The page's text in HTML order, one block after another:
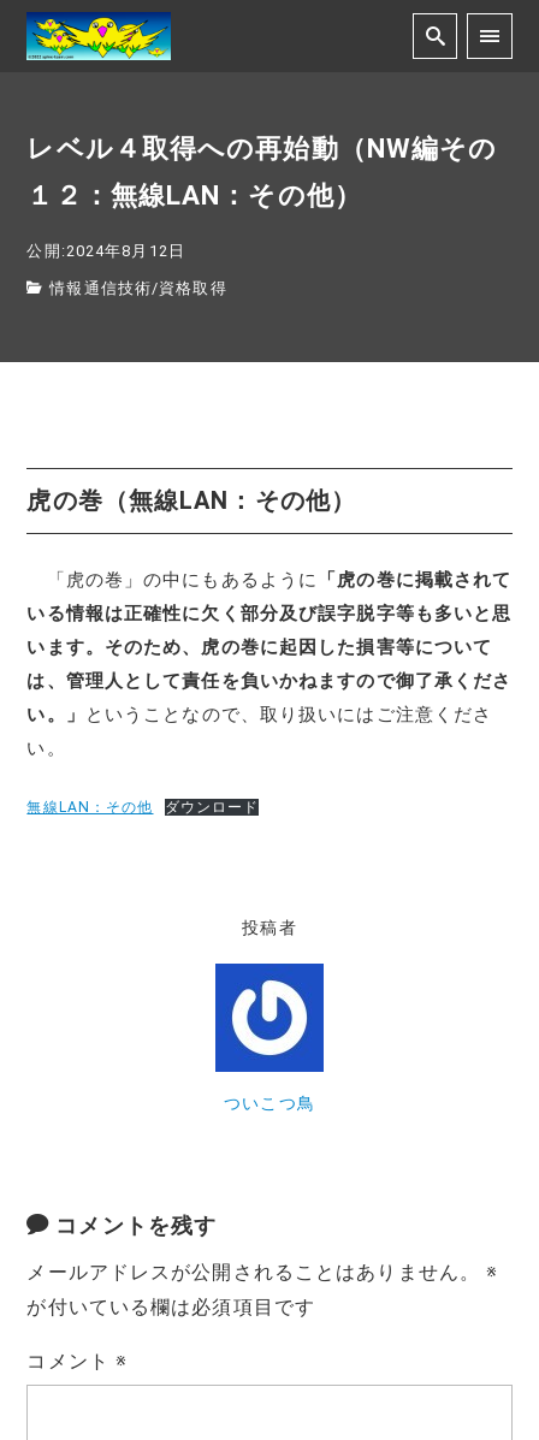
レベル４取得への再始動（NW編その
１２：無線LAN：その他）
公開:2024年8月12日
情報通信技術/資格取得
虎の巻（無線LAN：その他）
「虎の巻」の中にもあるように
「虎の巻に掲載されて
いる情報は正確性に欠く部分及び誤字脱字等も多いと思
います。そのため、虎の巻に起因した損害等について
は、管理人として責任を負いかねますので御了承くださ
い。」
ということなので、取り扱いにはご注意くださ
い。
無線LAN：その他 ダウンロード
投稿者
ついこつ鳥
コメントを残す
メールアドレスが公開されることはありません。
※
が付いている欄は必須項目です
コメント※